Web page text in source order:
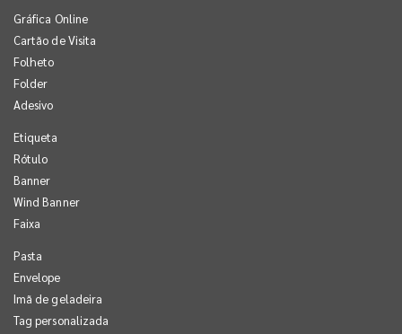
Gráfica Online
Cartão de Visita
Folheto
Folder
Adesivo
Etiqueta
Rótulo
Banner
Wind Banner
Faixa
Pasta
Envelope
Imã de geladeira
Tag personalizada